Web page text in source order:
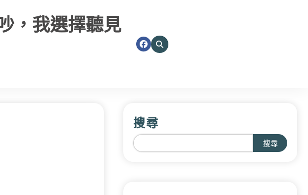
，我選擇聽見
搜尋
搜尋